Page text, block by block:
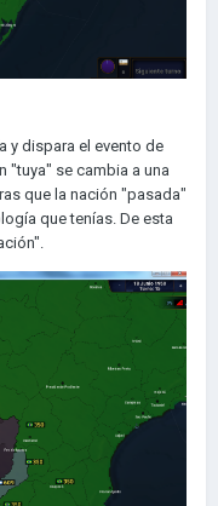
y dispara el evento de
"tuya" se cambia a una
que la nación "pasada"
que tenías. De esta